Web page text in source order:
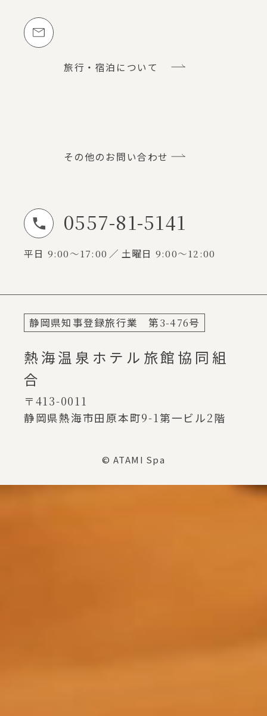
メールでのお問い合わせ
旅行・宿泊について
その他のお問い合わせ
お電話でのお問い合わせ
0557-81-5141
平日 9:00～17:00 土曜日 9:00～12:00
静岡県知事登録旅行業 第3-476号
熱海温泉ホテル旅館協同組
合
〒413-0011
静岡県熱海市田原本町9-1 第一ビル2階
© ATAMI Spa